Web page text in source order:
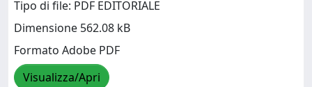
Tipo di file: PDF EDITORIALE
Dimensione 562.08 kB
Formato Adobe PDF
Visualizza/Apri